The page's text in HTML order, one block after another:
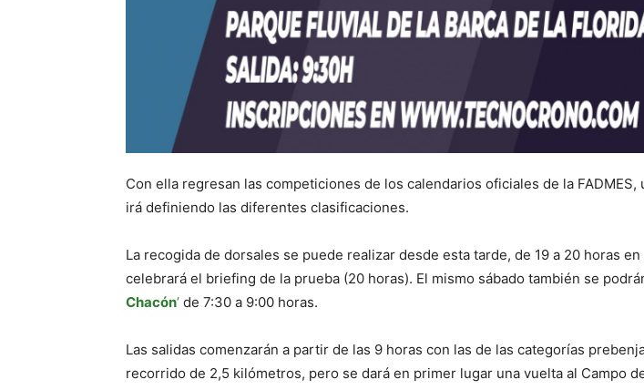
Con ella regresan las competiciones de los calendarios oficiales de la
irá definiendo las diferentes clasificaciones.
La recogida de dorsales se puede realizar desde esta tarde, de 19 a 20 horas en
celebrará el briefing de la prueba (20 horas). El mismo sábado también se
Chacón’ de 7:30 a 9:00 horas.
Las salidas comenzarán a partir de las 9 horas con las de las categorías
recorrido de 2,5 kilómetros, pero se dará en primer lugar una vuelta al Campo